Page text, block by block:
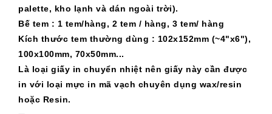
palette, kho lạnh và dán ngoài trời).
Bế tem : 1 tem/hàng, 2 tem / hàng, 3 tem/ hàng
Kích thước tem thường dùng : 102x152mm (~4"x6"),
100x100mm, 70x50mm...
Là loại giấy in chuyển nhiệt nên giấy này cần được
in với loại mực in mã vạch chuyên dụng wax/resin
hoặc Resin.